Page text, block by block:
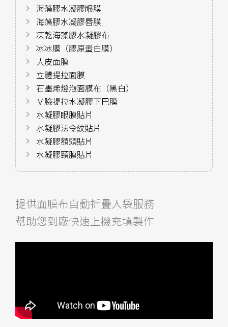
海藻膠水凝膠眼膜
海藻膠水凝膠唇膜
凍乾海藻膠水凝膠布
冰冰膜（膠原蛋白膜）
人皮面膜
立體提拉面膜
石墨烯燈泡面膜布（黑白）
Ｖ臉提拉水凝膠下巴膜
水凝膠眼膜貼片
水凝膠法令紋貼片
水凝膠額頭貼片
水凝膠頸膜貼片
提供面膜布自動折疊入袋服務
幫助您到廠快速上機充填製作